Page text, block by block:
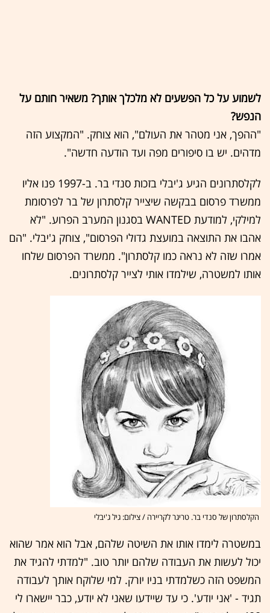
לשמוע על כל הפשעים לא מלכלך אותך? משאיר חותם על
הנפש?
"ההפך, אני מטהר את העולם", הוא צוחק. "המקצוע הזה
מדהים. יש בו סיפורים מפה ועד הודעה חדשה".
לקלסתרונים הגיע ג'יבלי בזכות סנדי בר. ב-1997 פנו אליו
ממשרד פרסום בבקשה שיצייר קלסתרון של בר לפרסומת
למילקי, למודעת WANTED בסגנון המערב הפרוע. "לא
אהבו את התוצאה במועצת גדולי הפרסום", צוחק ג'יבלי. "הם
אמרו שזה לא נראה כמו קלסתרון". ממשרד הפרסום שלחו
אותו למשטרה, שילמדו אותי לצייר קלסתרונים.
הקלסתרון של סנדי בר. טריגר לקריירה / צילום: גיל ג'יבלי
במשטרה לימדו אותו את השיטה שלהם, אבל הוא אמר שהוא
יכול לעשות את העבודה שלהם יותר טוב. "למדתי להגיד את
המשפט הזה כשלמדתי בניו יורק. למי שלוקח אותך לעבודה
תגיד - 'אני יודע'. כי עד שיידעו שאני לא יודע, כבר יישארו לי